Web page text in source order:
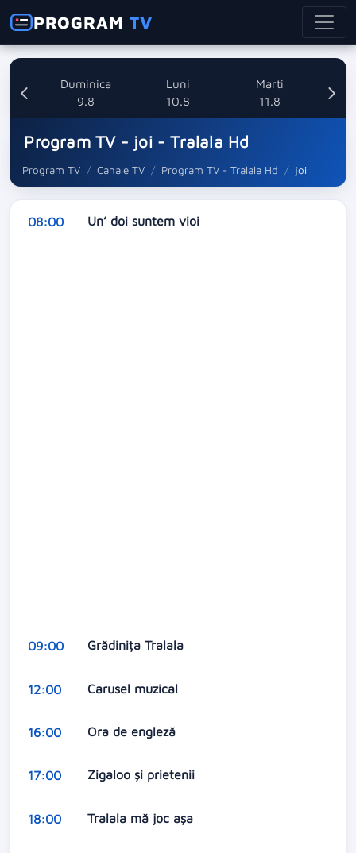
PROGRAMTV
Duminica
9.8
Luni
10.8
Marti
11.8
Program TV - joi - Tralala Hd
Program TV Canale TV Program TV - Tralala Hd joi
08:00 Un’ doi suntem vioi
09:00 Grădinița Tralala
12:00 Carusel muzical
16:00 Ora de engleză
17:00 Zigaloo și prietenii
18:00 Tralala mă joc așa